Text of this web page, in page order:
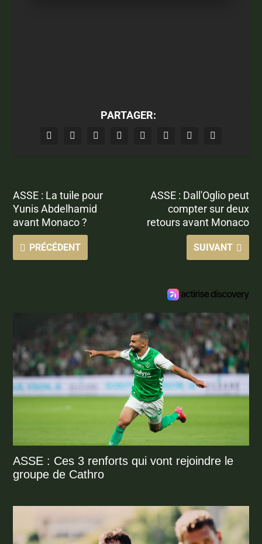
PARTAGER:
ASSE : La tuile pour
Yunis Abdelhamid
avant Monaco ?
PRÉCÉDENT
ASSE : Dall'Oglio peut
compter sur deux
retours avant Monaco
SUIVANT
ASSE : Ces 3 renforts qui vont rejoindre le
groupe de Cathro